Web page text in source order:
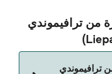
من ترافيموندي
ترافيموندي